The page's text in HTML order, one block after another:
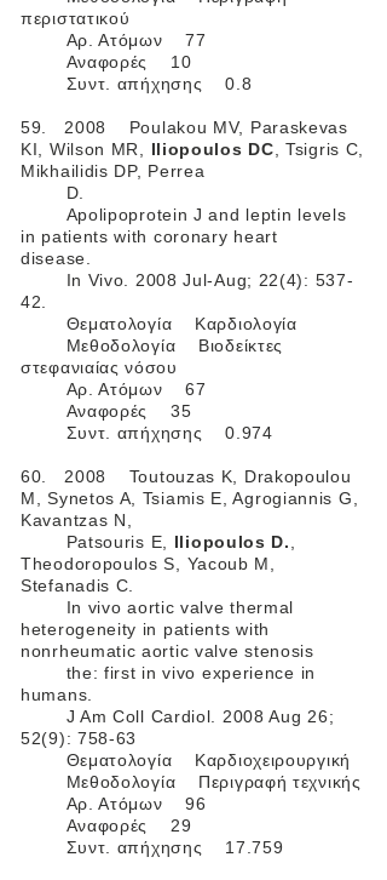
περιστατικού
Αρ. Ατόμων 77
Αναφορές 10
Συντ. απήχησης 0.8
59. 2008 Poulakou MV, Paraskevas
KI, Wilson MR,
Iliopoulos DC , Tsigris C,
Mikhailidis DP, Perrea
D.
Apolipoprotein J and leptin levels
in patients with coronary heart
disease.
In Vivo. 2008 Jul-Aug; 22(4): 537-
42.
Θεματολογία Καρδιολογία
Μεθοδολογία Βιοδείκτες
στεφανιαίας νόσου
Αρ. Ατόμων 67
Αναφορές 35
Συντ. απήχησης 0.974
60. 2008 Toutouzas K, Drakopoulou
M, Synetos A, Tsiamis E, Agrogiannis G,
Kavantzas N,
Patsouris E, Iliopoulos D.
Theodoropoulos S, Yacoub M,
Stefanadis C.
In vivo aortic valve thermal
heterogeneity in patients with
nonrheumatic aortic valve stenosis
the: first in vivo experience in
humans.
J Am Coll Cardiol. 2008 Aug 26;
52(9): 758-63
Θεματολογία Καρδιοχειρουργική
Μεθοδολογία Περιγραφή τεχνικής
Αρ. Ατόμων 96
Αναφορές 29
Συντ. απήχησης 17.759